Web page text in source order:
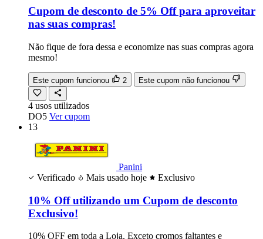
Cupom de desconto de 5% Off para aproveitar
nas suas compras!
Não fique de fora dessa e economize nas suas compras agora
mesmo!
Este cupom funcionou 2 Este cupom não funcionou
4 usos utilizados
DO5 Ver cupom
13
Panini
Verificado
Mais usado hoje Exclusivo
10% Off utilizando um Cupom de desconto
Exclusivo!
10% OFF em toda a Loja. Exceto cromos faltantes e